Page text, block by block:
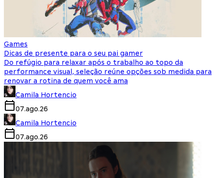
Games
Dicas de presente para o seu pai gamer
Do refúgio para relaxar após o trabalho ao topo da
performance visual, seleção reúne opções sob medida para
renovar a rotina de quem você ama
Camila Hortencio
07.ago.26
Camila Hortencio
07.ago.26